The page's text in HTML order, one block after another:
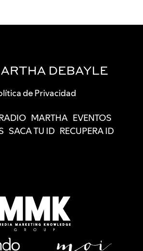
de Privacidad
MARTHA EVENTOS
SACA TU ID RECUPERA ID